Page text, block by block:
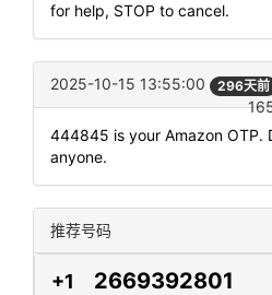
for help, STOP to cancel.
2025-10-15 13:55:00 296天前
444845 is your Amazon OTP.
anyone.
推荐号码
+1 2669392801